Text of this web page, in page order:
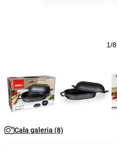
1/8
Cała galeria (8)